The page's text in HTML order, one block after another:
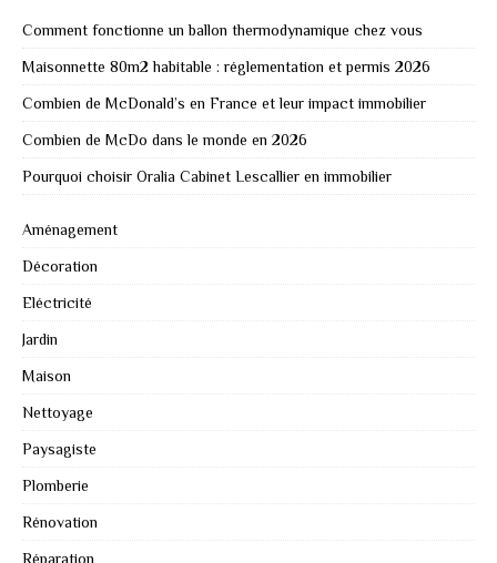
Comment fonctionne un ballon thermodynamique chez vous
Maisonnette 80m2 habitable : réglementation et permis 2026
Combien de McDonald’s en France et leur impact immobilier
Combien de McDo dans le monde en 2026
Pourquoi choisir Oralia Cabinet Lescallier en immobilier
Aménagement
Décoration
Eléctricité
Jardin
Maison
Nettoyage
Paysagiste
Plomberie
Rénovation
Réparation